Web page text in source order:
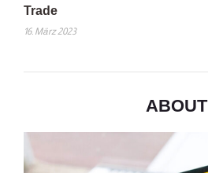
Trade
16. März 2023
ABOUT